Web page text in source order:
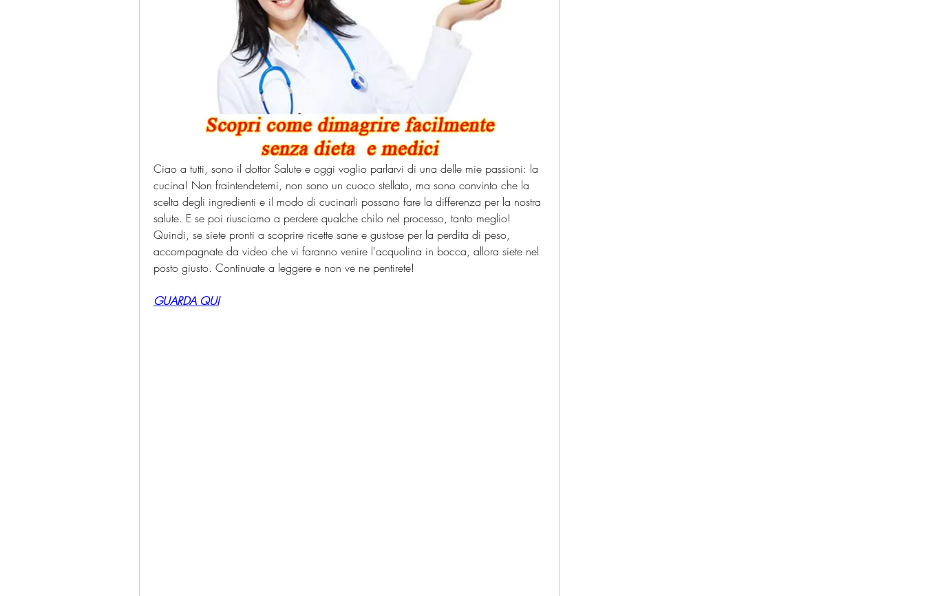
Ciao a tutti, sono il dottor Salute e oggi voglio parlarvi di una delle mie passioni: la
cucina! Non fraintendetemi, non sono un cuoco stellato, ma sono convinto che la
scelta degli ingredienti e il modo di cucinarli possano fare la differenza per la nostra
salute. E se poi riusciamo a perdere qualche chilo nel processo, tanto meglio!
Quindi, se siete pronti a scoprire ricette sane e gustose per la perdita di peso,
accompagnate da video che vi faranno venire l'acquolina in bocca, allora siete nel
posto giusto. Continuate a leggere e non ve ne pentirete!
GUARDA QUI